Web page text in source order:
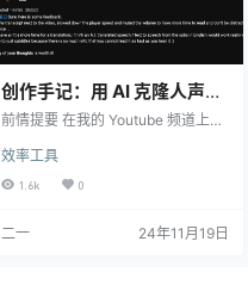
创作手记：用 AI 克隆人声，
并翻译成英语音轨
前情提要 在我的 Youtube 频道上，
制作英语配音，以便提高视频观
感，所以我做了一些尝试。 将 SRT
字幕翻译成英语 我用的是谷歌搜到
译，可以选择不同的 AI 模型来翻译
效率工具
1.6k 0
二一 24年11月19日